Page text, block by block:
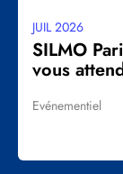
Date
mise
à
jour
JUIL 2026
SILMO
vous
Tags
Evénementiel